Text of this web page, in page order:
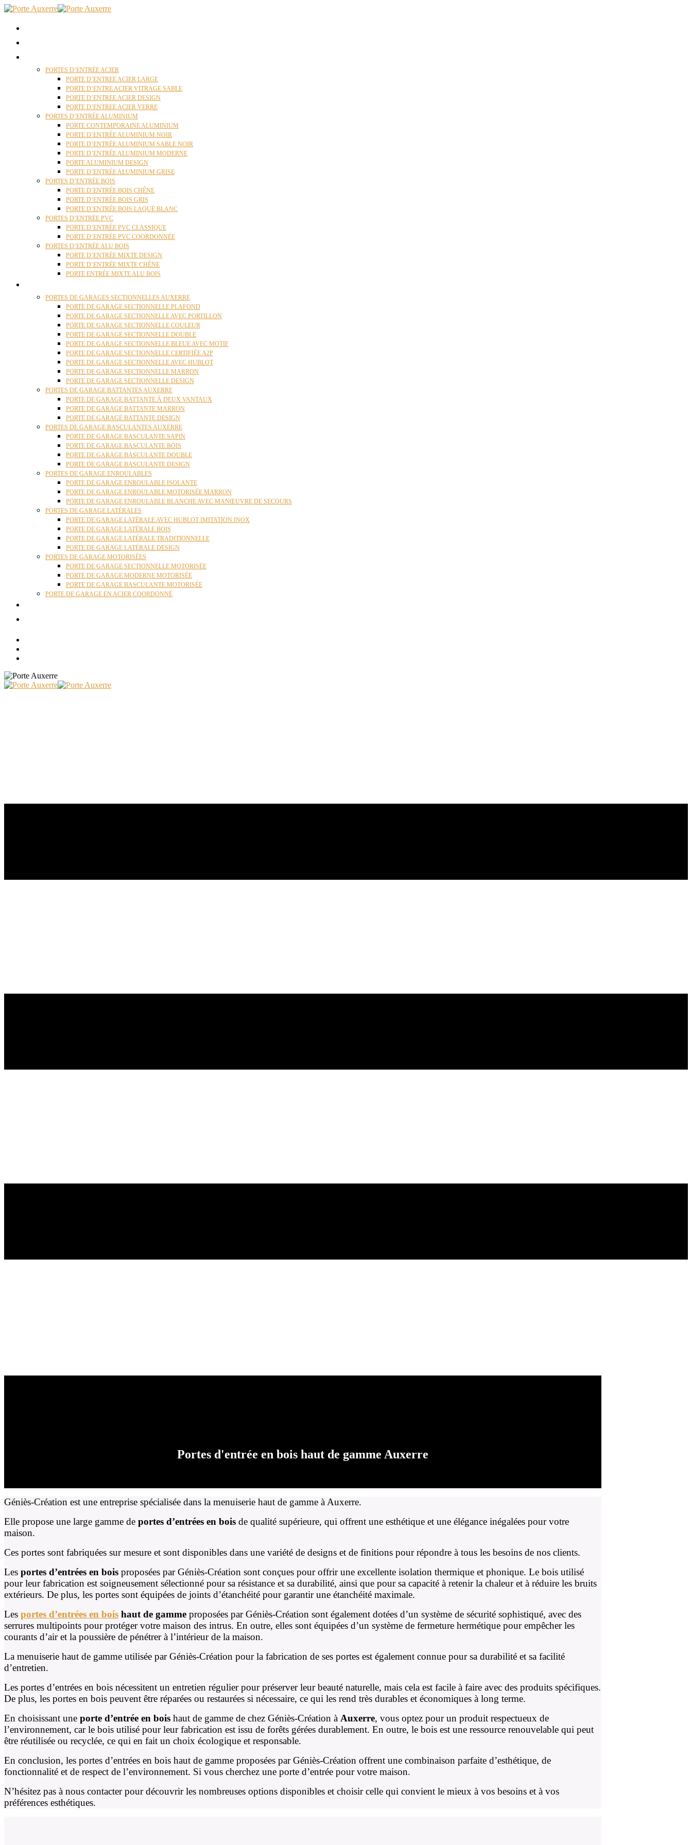
PORTES D’ENTRÉE ACIER
PORTE D’ENTREE ACIER LARGE
PORTE D’ENTRE ACIER VITRAGE SABLE
PORTE D’ENTREE ACIER DESIGN
PORTE D’ENTREE ACIER VERRE
PORTES D’ENTRÉE ALUMINIUM
PORTE CONTEMPORAINE ALUMINIUM
PORTE D’ENTRÉE ALUMINIUM NOIR
PORTE D’ENTRÉE ALUMINIUM SABLE NOIR
PORTE D’ENTRÉE ALUMINIUM MODERNE
PORTE ALUMINIUM DESIGN
PORTE D’ENTRÉE ALUMINIUM GRISE
PORTES D’ENTRÉE BOIS
PORTE D’ENTRÉE BOIS CHÊNE
PORTE D’ENTRÉE BOIS GRIS
PORTE D’ENTRÉE BOIS LAQUÉ BLANC
PORTES D’ENTRÉE PVC
PORTE D’ENTRÉE PVC CLASSIQUE
PORTE D’ENTRÉE PVC COORDONNÉE
PORTES D’ENTRÉE ALU BOIS
PORTE D’ENTRÉE MIXTE DESIGN
PORTE D’ENTRÉE MIXTE CHÊNE
PORTE ENTRÉE MIXTE ALU BOIS
PORTES DE GARAGES SECTIONNELLES AUXERRE
PORTE DE GARAGE SECTIONNELLE PLAFOND
PORTE DE GARAGE SECTIONNELLE AVEC PORTILLON
PORTE DE GARAGE SECTIONNELLE COULEUR
PORTE DE GARAGE SECTIONNELLE DOUBLE
PORTE DE GARAGE SECTIONNELLE BLEUE AVEC MOTIF
PORTE DE GARAGE SECTIONNELLE CERTIFIÉE A2P
PORTE DE GARAGE SECTIONNELLE AVEC HUBLOT
PORTE DE GARAGE SECTIONNELLE MARRON
PORTE DE GARAGE SECTIONNELLE DESIGN
PORTES DE GARAGE BATTANTES AUXERRE
PORTE DE GARAGE BATTANTE À DEUX VANTAUX
PORTE DE GARAGE BATTANTE MARRON
PORTE DE GARAGE BATTANTE DESIGN
PORTES DE GARAGE BASCULANTES AUXERRE
PORTE DE GARAGE BASCULANTE SAPIN
PORTE DE GARAGE BASCULANTE BOIS
PORTE DE GARAGE BASCULANTE DOUBLE
PORTE DE GARAGE BASCULANTE DESIGN
PORTES DE GARAGE ENROULABLES
PORTE DE GARAGE ENROULABLE ISOLANTE
PORTE DE GARAGE ENROULABLE MOTORISÉE MARRON
PORTE DE GARAGE ENROULABLE BLANCHE AVEC MANŒUVRE DE SECOURS
PORTES DE GARAGE LATÉRALES
PORTE DE GARAGE LATÉRALE AVEC HUBLOT IMITATION INOX
PORTE DE GARAGE LATÉRALE BOIS
PORTE DE GARAGE LATÉRALE TRADITIONNELLE
PORTE DE GARAGE LATÉRALE DESIGN
PORTES DE GARAGE MOTORISÉES
PORTE DE GARAGE SECTIONNELLE MOTORISÉE
PORTE DE GARAGE MODERNE MOTORISÉE
PORTE DE GARAGE BASCULANTE MOTORISÉE
PORTE DE GARAGE EN ACIER COORDONNÉ
Portes d'entrée en bois haut de gamme Auxerre
Géniès-Création est une entreprise spécialisée dans la menuiserie haut de gamme à Auxerre.
Elle propose une large gamme de portes d’entrées en bois de qualité supérieure, qui offrent une esthétique et une élégance inégalées pour votre
maison.
Ces portes sont fabriquées sur mesure et sont disponibles dans une variété de designs et de finitions pour répondre à tous les besoins de nos clients.
Les portes d’entrées en bois proposées par Géniès-Création sont conçues pour offrir une excellente isolation thermique et phonique. Le bois utilisé
pour leur fabrication est soigneusement sélectionné pour sa résistance et sa durabilité, ainsi que pour sa capacité à retenir la chaleur et à réduire les bruits
extérieurs. De plus, les portes sont équipées de joints d’étanchéité pour garantir une étanchéité maximale.
Les portes d’entrées en bois haut de gamme proposées par Géniès-Création sont également dotées d’un système de sécurité sophistiqué, avec des
serrures multipoints pour protéger votre maison des intrus. En outre, elles sont équipées d’un système de fermeture hermétique pour empêcher les
courants d’air et la poussière de pénétrer à l’intérieur de la maison.
La menuiserie haut de gamme utilisée par Géniès-Création pour la fabrication de ses portes est également connue pour sa durabilité et sa facilité
d’entretien.
Les portes d’entrées en bois nécessitent un entretien régulier pour préserver leur beauté naturelle, mais cela est facile à faire avec des produits spécifiques.
De plus, les portes en bois peuvent être réparées ou restaurées si nécessaire, ce qui les rend très durables et économiques à long terme.
En choisissant une porte d’entrée en bois haut de gamme de chez Géniès-Création à Auxerre, vous optez pour un produit respectueux de
l’environnement, car le bois utilisé pour leur fabrication est issu de forêts gérées durablement. En outre, le bois est une ressource renouvelable qui peut
être réutilisée ou recyclée, ce qui en fait un choix écologique et responsable.
En conclusion, les portes d’entrées en bois haut de gamme proposées par Géniès-Création offrent une combinaison parfaite d’esthétique, de
fonctionnalité et de respect de l’environnement. Si vous cherchez une porte d’entrée pour votre maison.
N’hésitez pas à nous contacter pour découvrir les nombreuses options disponibles et choisir celle qui convient le mieux à vos besoins et à vos
préférences esthétiques.